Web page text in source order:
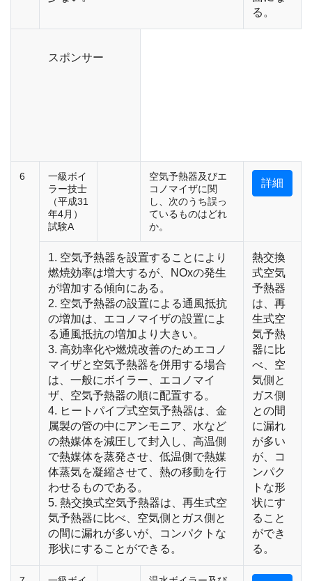
る。
スポンサー
6
一級ボイ
ラー技士
（平成31
年4月）
試験A
空気予熱器及びエ
コノマイザに関
し、次のうち誤っ
ているものはどれ
か。
詳細
1. 空気予熱器を設置することにより
燃焼効率は増大するが、NOxの発生
が増加する傾向にある。
2. 空気予熱器の設置による通風抵抗
の増加は、エコノマイザの設置によ
る通風抵抗の増加より大きい。
3. 高効率化や燃焼改善のためエコノ
マイザと空気予熱器を併用する場合
は、一般にボイラー、エコノマイ
ザ、空気予熱器の順に配置する。
4. ヒートパイプ式空気予熱器は、金
属製の管の中にアンモニア、水など
の熱媒体を減圧して封入し、高温側
で熱媒体を蒸発させ、低温側で熱媒
体蒸気を凝縮させて、熱の移動を行
わせるものである。
5. 熱交換式空気予熱器は、再生式空
気予熱器に比べ、空気側とガス側と
の間に漏れが多いが、コンパクトな
形状にすることができる。
熱交換
式空気
予熱器
は、再
生式空
気予熱
器に比
べ、空
気側と
ガス側
との間
に漏れ
が多い
が、コ
ンパク
トな形
状にす
ること
ができ
る。